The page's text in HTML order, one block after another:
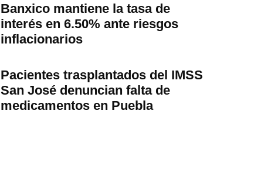
Banxico mantiene la tasa de
interés en 6.50% ante riesgos
inflacionarios
Pacientes trasplantados del IMSS
San José denuncian falta de
medicamentos en Puebla